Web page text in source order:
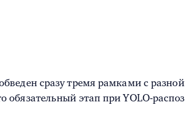
сразу тремя рамками с
этап при YOLO-